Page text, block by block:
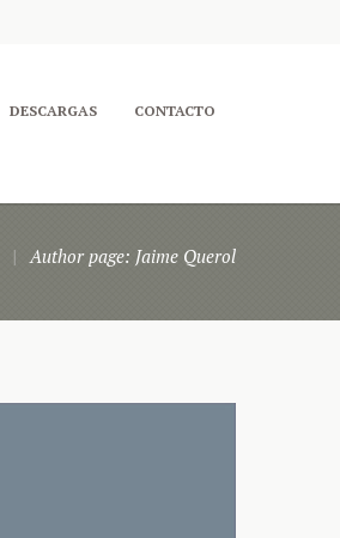
DESCARGAS CONTACTO
Author page: Jaime Querol